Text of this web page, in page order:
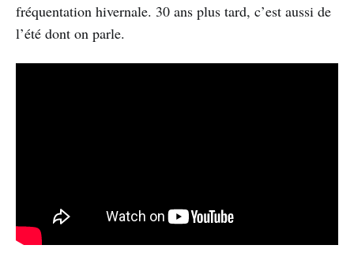
fréquentation hivernale. 30 ans plus tard, c’est aussi de
l’été dont on parle.